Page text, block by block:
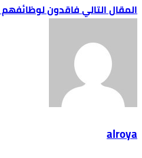
فاقدون لوظائفهم
alroya